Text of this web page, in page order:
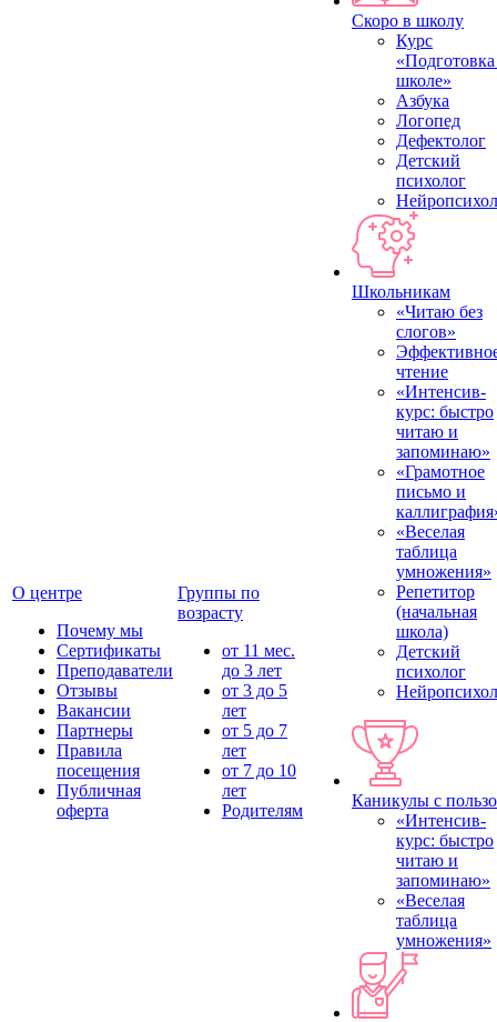
О центре
Почему мы
Сертификаты
Преподаватели
Отзывы
Вакансии
Партнеры
Правила
посещения
Публичная
оферта
Группы по
возрасту
от 11 мес.
до 3 лет
от 3 до 5
лет
от 5 до 7
лет
от 7 до 10
лет
Родителям
Скоро в школу
Курс
школе»
Азбука
Логопед
Дефектолог
Детский
психолог
Школьникам
«Читаю без
слогов»
чтение
«Интенсив-
курс: быстро
читаю и
запоминаю»
«Грамотное
письмо и
«Веселая
таблица
умножения»
Репетитор
(начальная
школа)
Детский
психолог
Каникулы с
«Интенсив-
курс: быстро
читаю и
запоминаю»
«Веселая
таблица
умножения»